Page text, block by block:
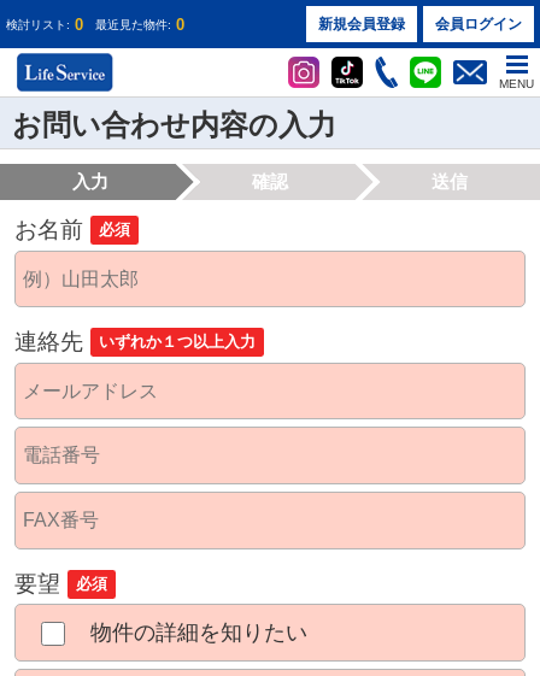
検討リスト: 0 最近見た物件: 0 新規会員登録 会員ログイン
MENU
お問い合わせ内容の入力
入力 確認 送信
お名前 必須
連絡先 いずれか１つ以上入力
要望 必須
物件の詳細を知りたい